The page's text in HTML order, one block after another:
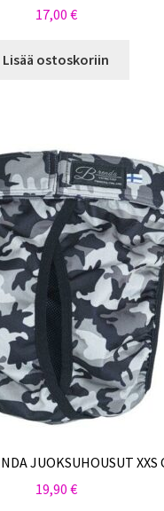
17,00 €
Lisää ostoskoriin
JUOKSUHOUSUT XXS
19,90 €